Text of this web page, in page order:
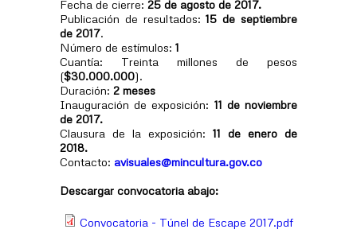
Fecha de cierre: 25 de agosto de 2017.
Publicación de resultados:15 de septiembre
de 2017.
Número de estímulos: 1
Cuantía: Treinta millones de pesos
($30.000.000).
Duración: 2 meses
Inauguración de exposición: 11 de noviembre
de 2017.
Clausura de la exposición:11 de enero de
2018.
Contacto: avisuales@mincultura.gov.co
Descargar convocatoria abajo:
Convocatoria - Túnel de Escape 2017.pdf